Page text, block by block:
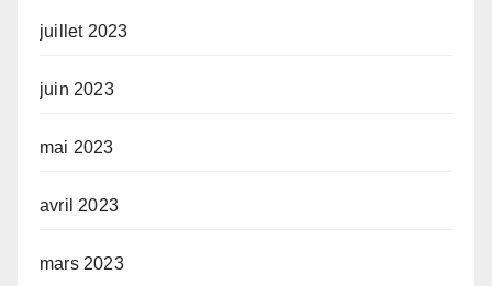
juillet 2023
juin 2023
mai 2023
avril 2023
mars 2023